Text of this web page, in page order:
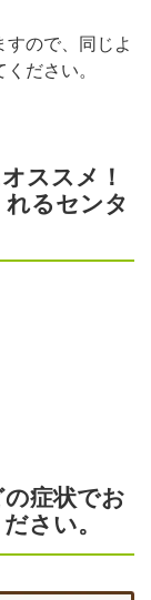
ので、同じよ
ださい。
ススメ！
るセンタ
症状でお
さい。